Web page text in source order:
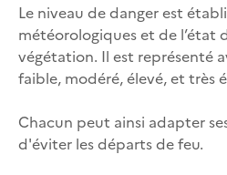
Le niveau de danger est
météorologiques et de l’état
végétation. Il est représenté
faible, modéré, élevé, et très
Chacun peut ainsi adapter
d'éviter les départs de feu.